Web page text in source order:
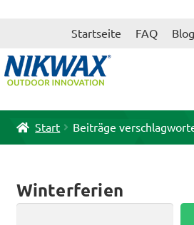
Zum
Startseite FAQ Blog
Start Beiträge
Winterferien